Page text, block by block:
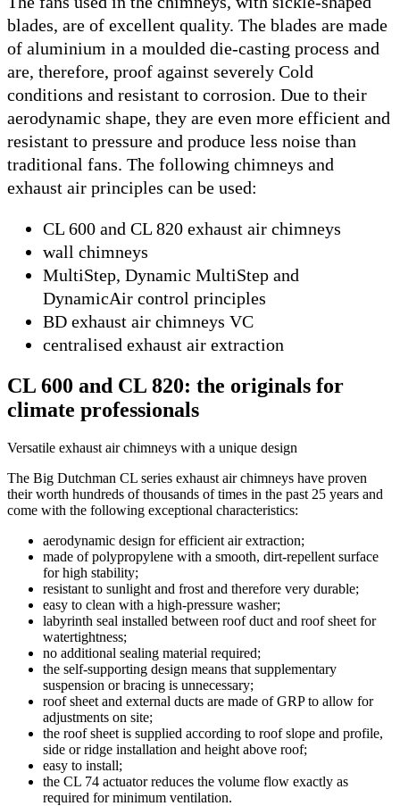
blades, are of excellent quality. The blades are made
of aluminium in a moulded die-casting process and
are, therefore, proof against severely Cold
conditions and resistant to corrosion. Due to their
aerodynamic shape, they are even more efficient and
resistant to pressure and produce less noise than
traditional fans. The following chimneys and
exhaust air principles can be used:
CL 600 and CL 820 exhaust air chimneys
wall chimneys
MultiStep, Dynamic MultiStep and
DynamicAir control principles
BD exhaust air chimneys VC
centralised exhaust air extraction
CL 600 and CL 820: the originals for
climate professionals
Versatile exhaust air chimneys with a unique design
The Big Dutchman CL series exhaust air chimneys have proven
their worth hundreds of thousands of times in the past 25 years and
come with the following exceptional characteristics:
aerodynamic design for efficient air extraction;
made of polypropylene with a smooth, dirt-repellent surface
for high stability;
resistant to sunlight and frost and therefore very durable;
easy to clean with a high-pressure washer;
labyrinth seal installed between roof duct and roof sheet for
watertightness;
no additional sealing material required;
the self-supporting design means that supplementary
suspension or bracing is unnecessary;
roof sheet and external ducts are made of GRP to allow for
adjustments on site;
the roof sheet is supplied according to roof slope and profile,
side or ridge installation and height above roof;
easy to install;
the CL 74 actuator reduces the volume flow exactly as
required for minimum ventilation.